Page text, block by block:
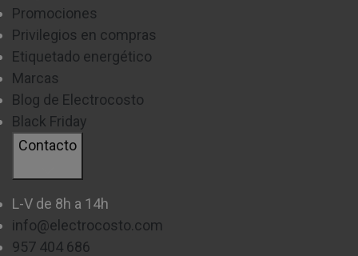
Promociones
Privilegios en compras
Etiquetado energético
Marcas
Blog de Electrocosto
Black Friday
Contacto
L-V de 8h a 14h
info@electrocosto.com
957 404 686